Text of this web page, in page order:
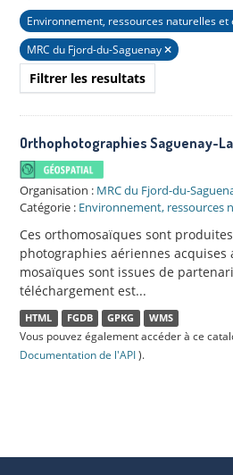
Environnement, ressources naturelles et
MRC du Fjord-du-Saguenay
Filtrer les resultats
Orthophotographies Saguenay-
Organisation : MRC du Fjord-du-
Catégorie : Environnement, ressources
Ces orthomosaïques sont
photographies aériennes acquises
mosaïques sont issues de
téléchargement est...
HTML FGDB GPKG WMS
Vous pouvez également accéder à ce
Documentation de l'API).